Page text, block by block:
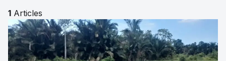
1 Articles